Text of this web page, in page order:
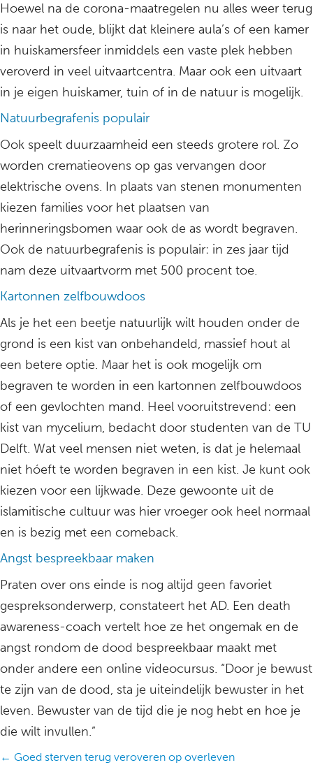
Hoewel na de corona-maatregelen nu alles weer terug
is naar het oude, blijkt dat kleinere aula’s of een kamer
in huiskamersfeer inmiddels een vaste plek hebben
veroverd in veel uitvaartcentra. Maar ook een uitvaart
in je eigen huiskamer, tuin of in de natuur is mogelijk.
Natuurbegrafenis populair
Ook speelt duurzaamheid een steeds grotere rol. Zo
worden crematieovens op gas vervangen door
elektrische ovens. In plaats van stenen monumenten
kiezen families voor het plaatsen van
herinneringsbomen waar ook de as wordt begraven.
Ook de natuurbegrafenis is populair: in zes jaar tijd
nam deze uitvaartvorm met 500 procent toe.
Kartonnen zelfbouwdoos
Als je het een beetje natuurlijk wilt houden onder de
grond is een kist van onbehandeld, massief hout al
een betere optie. Maar het is ook mogelijk om
begraven te worden in een kartonnen zelfbouwdoos
of een gevlochten mand. Heel vooruitstrevend: een
kist van mycelium, bedacht door studenten van de TU
Delft. Wat veel mensen niet weten, is dat je helemaal
niet hóeft te worden begraven in een kist. Je kunt ook
kiezen voor een lijkwade. Deze gewoonte uit de
islamitische cultuur was hier vroeger ook heel normaal
en is bezig met een comeback.
Angst bespreekbaar maken
Praten over ons einde is nog altijd geen favoriet
gespreksonderwerp, constateert het AD. Een death
awareness-coach vertelt hoe ze het ongemak en de
angst rondom de dood bespreekbaar maakt met
onder andere een online videocursus. “Door je bewust
te zijn van de dood, sta je uiteindelijk bewuster in het
leven. Bewuster van de tijd die je nog hebt en hoe je
die wilt invullen.”
Posts
← Goed sterven terug veroveren op overleven